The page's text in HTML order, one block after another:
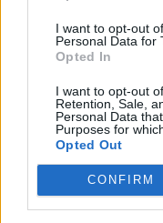
I want to opt-out
Personal Data for
Opted In
I want to opt-out
Retention, Sale,
Personal Data
Purposes for
Opted Out
CONFIRM
MÁR